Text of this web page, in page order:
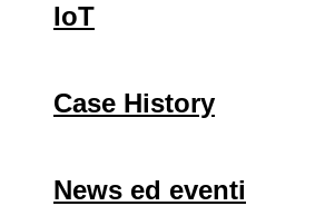
IoT
Case History
News ed eventi